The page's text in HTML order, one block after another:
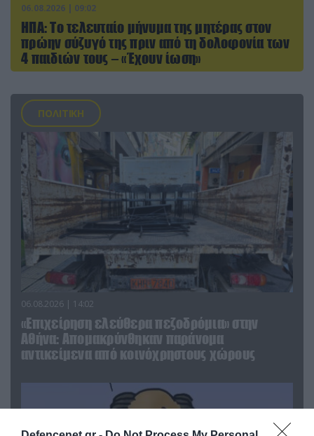
06.08.2026 | 09:02
ΗΠΑ: Το τελευταίο μήνυμα της μητέρας στον
πρώην σύζυγό της πριν από τη δολοφονία των
4 παιδιών τους – «Έχουν ίωση»
ΠΟΛΙΤΙΚΗ
06.08.2026 | 14:02
«Επιχείρηση ελεύθερα πεζοδρόμια» στην
Αθήνα: Απομακρύνθηκαν παράνομα
αντικείμενα από κοινόχρηστους χώρους